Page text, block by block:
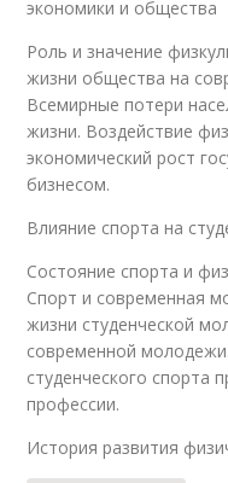
экономики и общества
Роль и значение
жизни общества на
Всемирные потери
жизни. Воздействие
экономический рост
бизнесом.
Влияние спорта на
Состояние спорта и
Спорт и современная
жизни студенческой
современной
студенческого спорта
профессии.
История развития